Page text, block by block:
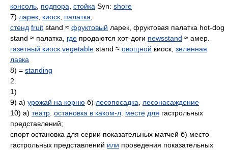
консоль подпора стойка Syn: shore
7) ларек киоск палатка;
стенд fruit stand ≈ фруктовый ларек, фруктовая палатка hot-dog
stand ≈ палатка, где продаются хот-доги newsstand ≈ амер.
газетный киоск vegetable stand ≈ овощной киоск, зеленная
лавка
8) = standing
2.
1)
9) а) урожай на корню б) лесопосадка
лесонасаждение
10) а) театр остановка в каком-л месте для гастрольных
представлений;
спорт остановка для серии показательных матчей б) место
гастрольных представлений или проведения показательных